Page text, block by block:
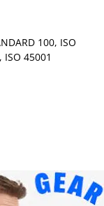
100, ISO
ISO 45001